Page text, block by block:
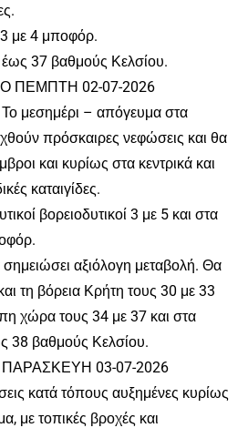
3 με 4 μποφόρ.
37 βαθμούς Κελσίου.
ΠΕΜΠΤΗ 02-07-2026
Το μεσημέρι – απόγευμα στα
πρόσκαιρες νεφώσεις και θα
και κυρίως στα κεντρικά και
καταιγίδες.
βορειοδυτικοί 3 με 5 και στα
αξιόλογη μεταβολή. Θα
τη βόρεια Κρήτη τους 30 με 33
χώρα τους 34 με 37 και στα
38 βαθμούς Κελσίου.
03-07-2026
κατά τόπους αυξημένες κυρίως
με τοπικές βροχές και